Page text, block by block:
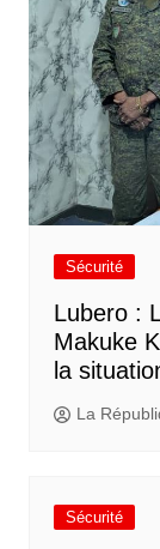
Sécurité
Lubero :
Makuke
la
La
Sécurité